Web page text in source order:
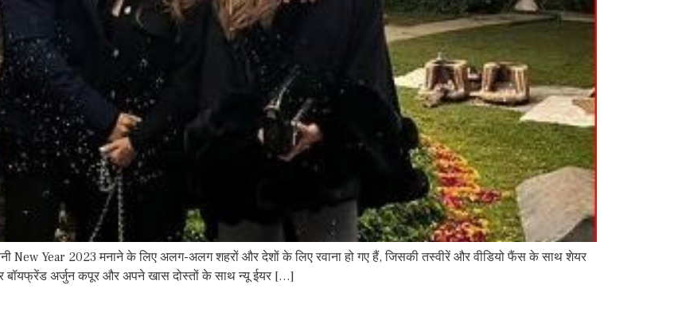
New Year 2023 मनाने के लिए अलग-अलग शहरों और देशों के लिए रवाना हो गए हैं, जिसकी तस्वीरें और वीडियो फैंस के साथ शेयर
बॉयफ्रेंड अर्जुन कपूर और अपने खास दोस्तों के साथ न्यू ईयर […]